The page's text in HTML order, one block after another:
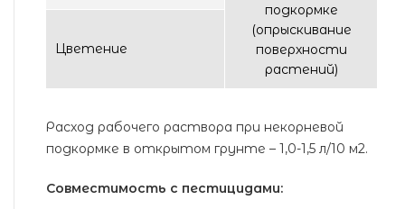
подкормке
(опрыскивание
поверхности
растений)
Цветение
Расход рабочего раствора при некорневой
подкормке в открытом грунте – 1,0-1,5 л/10 м2.
Совместимость с пестицидами: